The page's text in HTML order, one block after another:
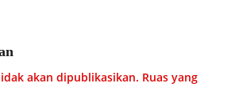
akan dipublikasikan. Ruas yang